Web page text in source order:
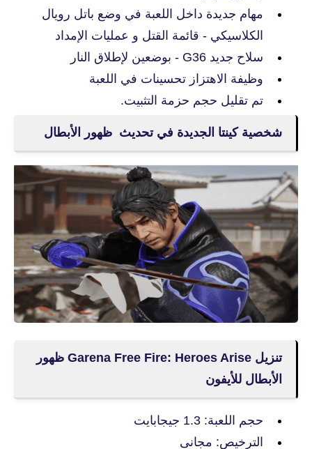
مهام جديدة داخل اللعبة في وضع باتل رويال
الكلاسيكي - قائمة القتل و عمليات الإمداد
سلاح جديد G36 - بوضعين لإطلاق النار
وظيفة الاهتزاز تحسينات في اللعبة
تم تقليل حجم حزمة التثبيت.
شخصية كينتا الجديدة في تحديث ظهور الأبطال
تنزيل Garena Free Fire: Heroes Arise ظهور
الأبطال للأيفون
حجم اللعبة: 1.3 جيجابايت
الترخيص: مجانى